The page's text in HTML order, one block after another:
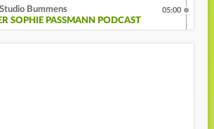
Bummens
SOPHIE PASSMANN PODCAST
05:00